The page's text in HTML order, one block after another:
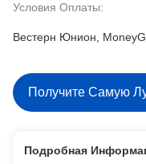
Условия Оплаты:
Вестерн Юнион,
Получите Самую
Подробная